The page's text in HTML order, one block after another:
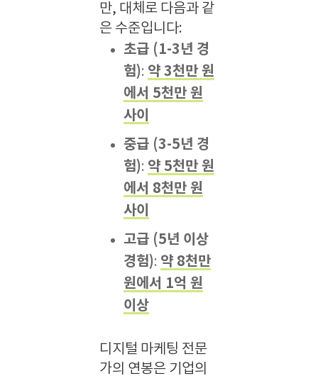
만, 대체로 다음과 같
은 수준입니다:
초급 (1-3년 경
험): 약 3천만 원
에서 5천만 원
사이
중급 (3-5년 경
험): 약 5천만 원
에서 8천만 원
사이
고급 (5년 이상
경험): 약 8천만
원에서 1억 원
이상
디지털 마케팅 전문
가의 연봉은 기업의